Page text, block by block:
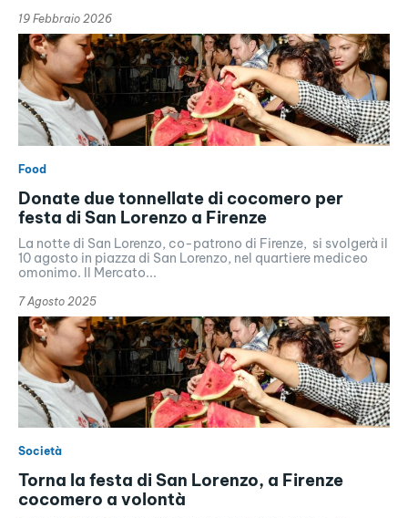
19 Febbraio 2026
Food
Donate due tonnellate di cocomero per
festa di San Lorenzo a Firenze
La notte di San Lorenzo, co-patrono di Firenze, si svolgerà il
10 agosto in piazza di San Lorenzo, nel quartiere mediceo
omonimo. Il Mercato...
7 Agosto 2025
Società
Torna la festa di San Lorenzo, a Firenze
cocomero a volontà